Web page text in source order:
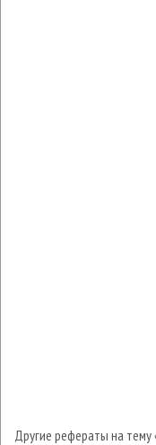
Другие рефераты на тему